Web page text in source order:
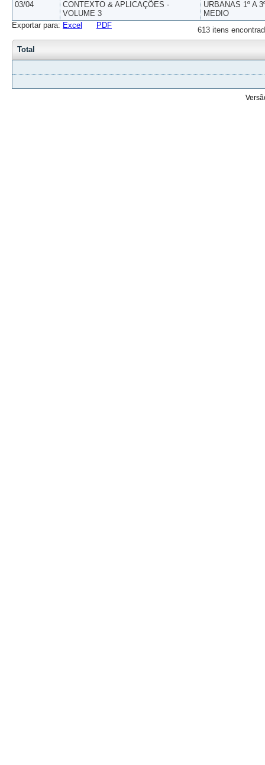
03/04
CONTEXTO & APLICAÇÕES -
VOLUME 3
URBANAS 1º A
MEDIO
613 itens
Exportar para: Excel PDF
Total